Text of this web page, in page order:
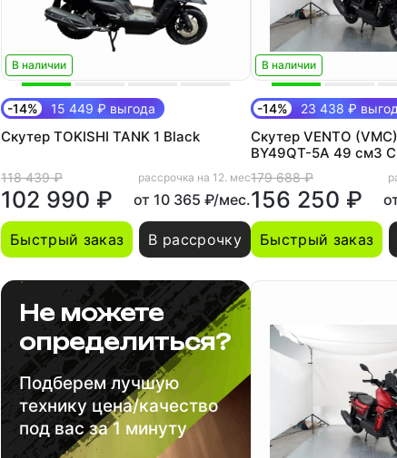
В наличии
-14% 15 449 ₽ выгода
Скутер TOKISHI TANK 1 Black
118 439 ₽
102 990 ₽
рассрочка на 12. мес
от 10 365 ₽/мес.
Быстрый заказ В рассрочку
В наличии
-14% 23 438 ₽
Скутер VENTO
BY49QT-5A 49 см3
(LED панель, CBS,
сигнализация)
179 688 ₽
156 250 ₽
Быстрый заказ
Не можете
определиться?
Подберем лучшую
технику цена/качество
под вас за 1 минуту